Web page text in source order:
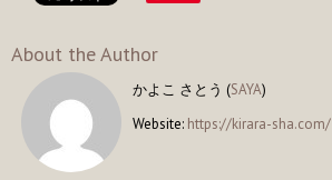
About the Author
かよこ さとう (SAYA)
Website: https://kirara-sha.com/